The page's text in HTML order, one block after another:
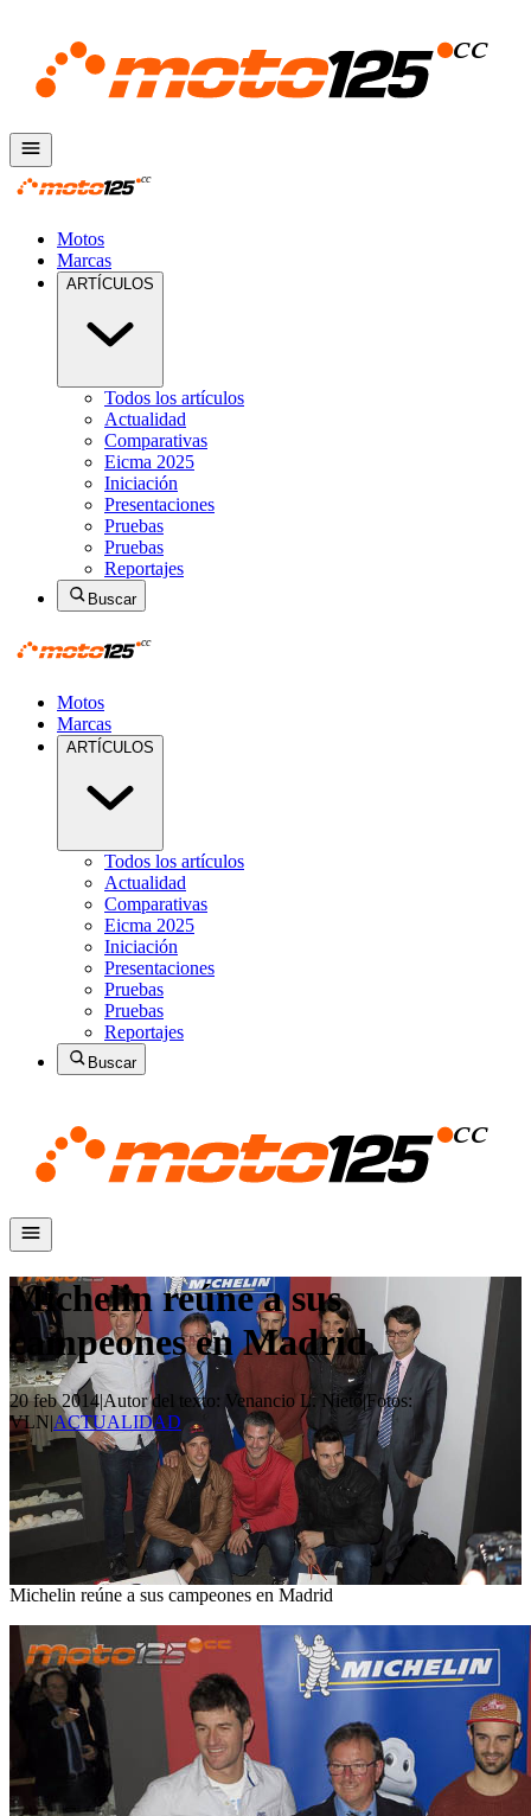
Motos
Marcas
ARTÍCULOS
Todos los artículos
Actualidad
Comparativas
Eicma 2025
Iniciación
Presentaciones
Pruebas
Pruebas
Reportajes
Buscar
Motos
Marcas
ARTÍCULOS
Todos los artículos
Actualidad
Comparativas
Eicma 2025
Iniciación
Presentaciones
Pruebas
Pruebas
Reportajes
Buscar
Michelin reúne a sus
campeones en Madrid
20 feb 2014|Autor del texto: Venancio L. Nieto|Fotos:
VLN|ACTUALIDAD
Michelin reúne a sus campeones en Madrid